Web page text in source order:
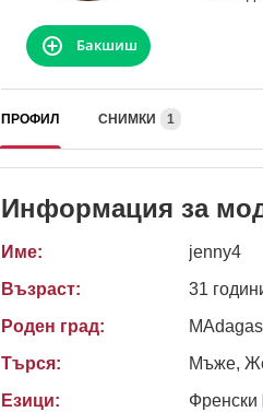
Бакшиш
ПРОФИЛ СНИМКИ 1
Информация за
Име:
jenny4
Възраст:
31
Роден град:
Търся:
Мъже,
Езици:
Френски